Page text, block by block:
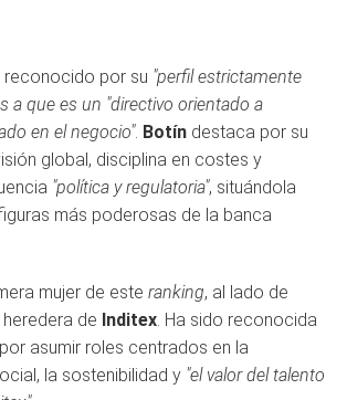
reconocido por su "perfil estrictamente
a que es un "directivo orientado a
en el negocio". Botín destaca por su
global, disciplina en costes y
"política y regulatoria", situándola
más poderosas de la banca
mujer de este ranking, al lado de
heredera de Inditex. Ha sido reconocida
asumir roles centrados en la
la sostenibilidad y "el valor del talento